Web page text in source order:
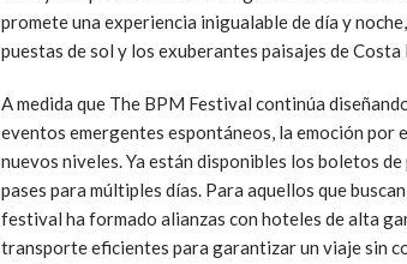
promete una experiencia inigualable de día y
puestas de sol y los exuberantes paisajes de Costa
A medida que The BPM Festival continúa
eventos emergentes espontáneos, la emoción por
nuevos niveles. Ya están disponibles los boletos
pases para múltiples días. Para aquellos que
festival ha formado alianzas con hoteles de alta
transporte eficientes para garantizar un viaje sin